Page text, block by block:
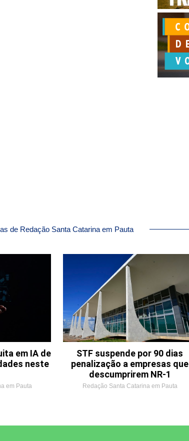
de Redação Santa Catarina em Pauta
em IA de
neste
em Pauta
STF suspende por 90 dias
penalização a empresas que
descumprirem NR-1
Redação Santa Catarina em Pauta